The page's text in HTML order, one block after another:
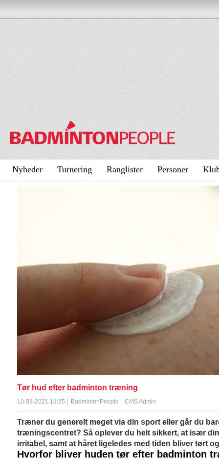
Nyheder Turnering Ranglister Personer
Tør hud efter badminton træning
10-03-2021 13:35 | BadmintonPeople | CMS Admin
Træner du generelt meget via din sport eller går du
træningscentret? Så oplever du helt sikkert, at især
irritabel, samt at håret ligeledes med tiden bliver tørt
Hvorfor bliver huden tør efter badminton